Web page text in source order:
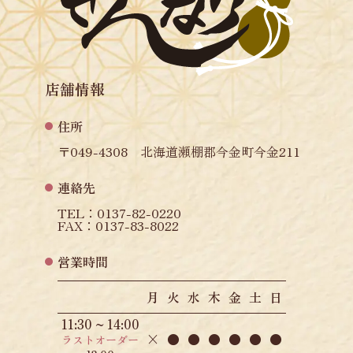
店舗情報
住所
〒049-4308 北海道瀬棚郡今金町今金211
連絡先
TEL：0137-82-0220
FAX：0137-83-8022
営業時間
月
火 水 木 金 土 日
11:30 ~ 14:00
ラストオーダー
× ● ● ● ● ● ●